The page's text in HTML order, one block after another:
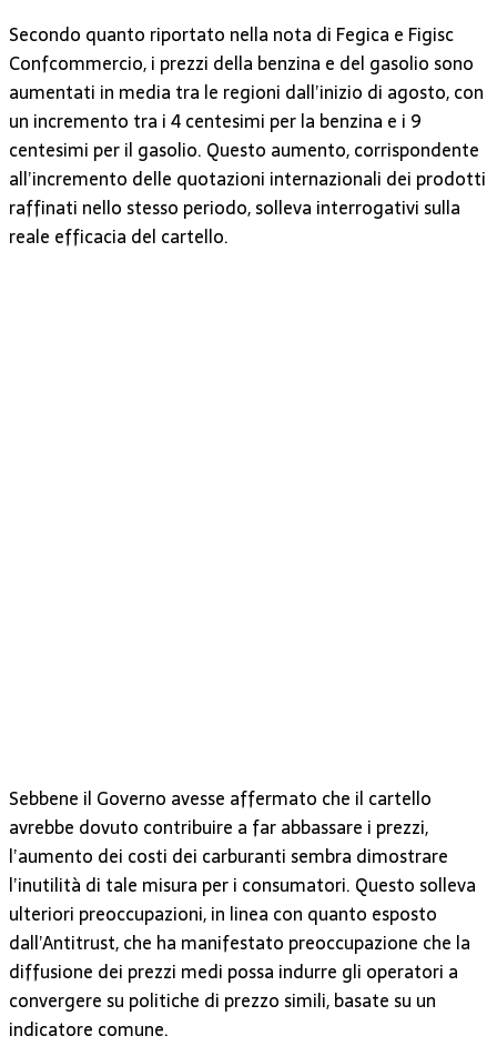
Secondo quanto riportato nella nota di Fegica e Figisc
Confcommercio, i prezzi della benzina e del gasolio sono
aumentati in media tra le regioni dall’inizio di agosto, con
un incremento tra i 4 centesimi per la benzina e i 9
centesimi per il gasolio. Questo aumento, corrispondente
all’incremento delle quotazioni internazionali dei prodotti
raffinati nello stesso periodo, solleva interrogativi sulla
reale efficacia del cartello.
Sebbene il Governo avesse affermato che il cartello
avrebbe dovuto contribuire a far abbassare i prezzi,
l’aumento dei costi dei carburanti sembra dimostrare
l’inutilità di tale misura per i consumatori. Questo solleva
ulteriori preoccupazioni, in linea con quanto esposto
dall’Antitrust, che ha manifestato preoccupazione che la
diffusione dei prezzi medi possa indurre gli operatori a
convergere su politiche di prezzo simili, basate su un
indicatore comune.